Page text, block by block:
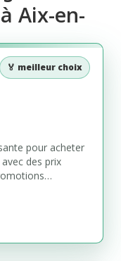
Aix-en-
🏅 meilleur choix
pour acheter
des prix